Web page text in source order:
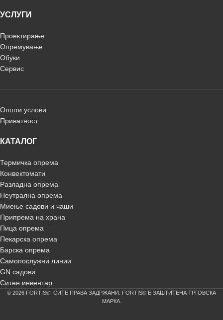
УСЛУГИ
Проектирање
Опремување
Обуки
Сервис
Општи услови
Приватност
КАТАЛОГ
Термичка опрема
Конвектомати
Разладна опрема
Неутрална опрема
Миење садови и чаши
Припрема на храна
Пица опрема
Пекарска опрема
Барска опрема
Самопослужни линии
GN садови
Ситен инвентар
© 2026 FORTIS®. СИТЕ ПРАВА ЗАДРЖАНИ. FORTIS® Е ЗАШТИТЕНА ТРГОВСКА
МАРКА.